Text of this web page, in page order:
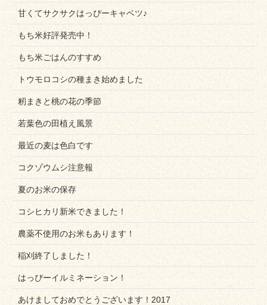
甘くてサクサクはっぴーキャベツ♪
もち米好評発売中！
もち米ごはんのすすめ
トウモロコシの種まき始めました
籾まきと桃の花の季節
若葉色の田植え風景
最近の麦は色白です
コクゾウムシ注意報
夏のお米の保存
コシヒカリ新米できました！
農薬不使用のお米もあります！
稲刈終了しました！
はっぴーイルミネーション！
あけましておめでとうございます！2017